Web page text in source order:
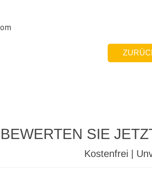
BEWERTEN SIE
Kostenfrei |